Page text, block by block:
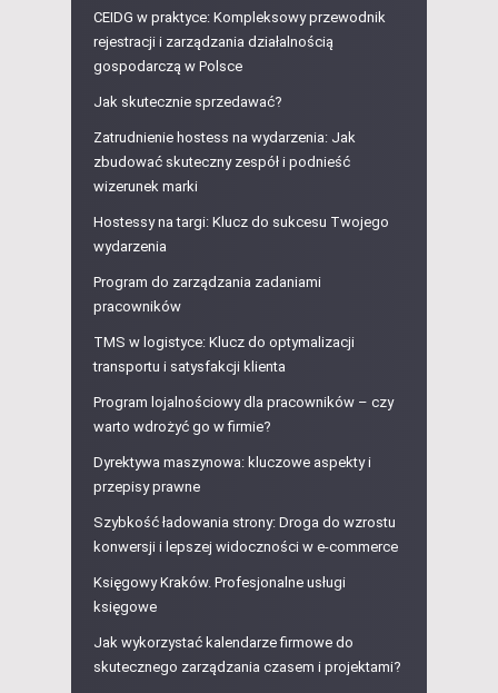
CEIDG w praktyce: Kompleksowy przewodnik
rejestracji i zarządzania działalnością
gospodarczą w Polsce
Jak skutecznie sprzedawać?
Zatrudnienie hostess na wydarzenia: Jak
zbudować skuteczny zespół i podnieść
wizerunek marki
Hostessy na targi: Klucz do sukcesu Twojego
wydarzenia
Program do zarządzania zadaniami
pracowników
TMS w logistyce: Klucz do optymalizacji
transportu i satysfakcji klienta
Program lojalnościowy dla pracowników – czy
warto wdrożyć go w firmie?
Dyrektywa maszynowa: kluczowe aspekty i
przepisy prawne
Szybkość ładowania strony: Droga do wzrostu
konwersji i lepszej widoczności w e-commerce
Księgowy Kraków. Profesjonalne usługi
księgowe
Jak wykorzystać kalendarze firmowe do
skutecznego zarządzania czasem i projektami?